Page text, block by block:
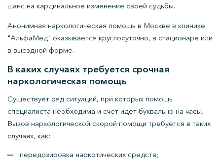
шанс на кардинальное изменение своей судьбы.
Анонимная наркологическая помощь в Москве в клинике
"АльфаМед" оказывается круглосуточно, в стационаре или
в выездной форме.
В каких случаях требуется срочная
наркологическая помощь
Существует ряд ситуаций, при которых помощь
специалиста необходима и счет идет буквально на часы.
Вызов наркологической скорой помощи требуется в таких
случаях, как:
передозировка наркотических средств;